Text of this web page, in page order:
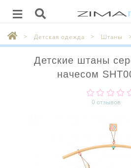
Детская одежда Штаны
Детские штаны
начесом
0 отзывов